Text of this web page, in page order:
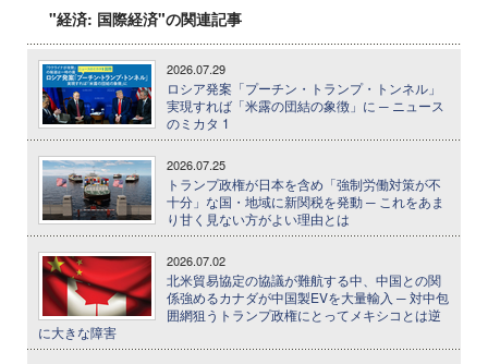
"経済: 国際経済"の関連記事
2026.07.29
ロシア発案「プーチン・トランプ・トンネル」
実現すれば「米露の団結の象徴」に ─ ニュース
のミカタ 1
2026.07.25
トランプ政権が日本を含め「強制労働対策が不
十分」な国・地域に新関税を発動 ─ これをあま
り甘く見ない方がよい理由とは
2026.07.02
北米貿易協定の協議が難航する中、中国との関
係強めるカナダが中国製EVを大量輸入 ─ 対中包
囲網狙うトランプ政権にとってメキシコとは逆
に大きな障害